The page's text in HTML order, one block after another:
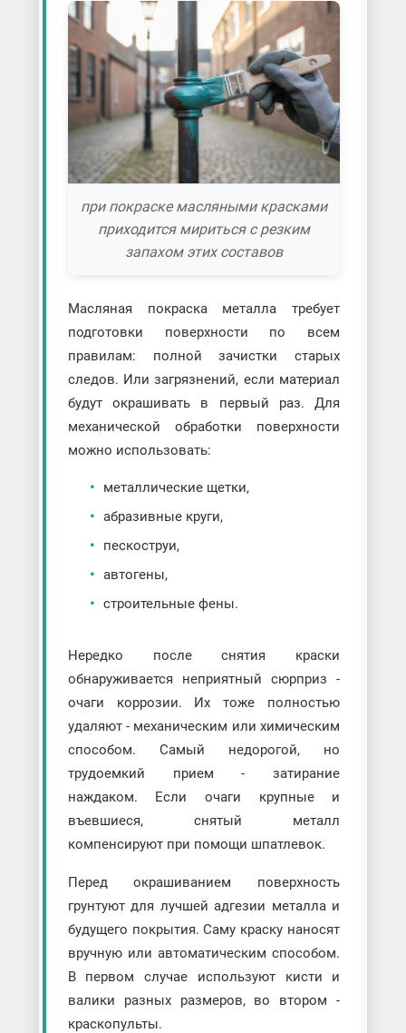
при покраске масляными красками
приходится мириться с резким
запахом этих составов
Масляная покраска металла требует
подготовки поверхности по всем
правилам: полной зачистки старых
следов. Или загрязнений, если материал
будут окрашивать в первый раз. Для
механической обработки поверхности
можно использовать:
металлические щетки,
абразивные круги,
пескоструи,
автогены,
строительные фены.
Нередко после снятия краски
обнаруживается неприятный сюрприз -
очаги коррозии. Их тоже полностью
удаляют - механическим или химическим
способом. Самый недорогой, но
трудоемкий прием - затирание
наждаком. Если очаги крупные и
въевшиеся, снятый металл
компенсируют при помощи шпатлевок.
Перед окрашиванием поверхность
грунтуют для лучшей адгезии металла и
будущего покрытия. Саму краску наносят
вручную или автоматическим способом.
В первом случае используют кисти и
валики разных размеров, во втором -
краскопульты.